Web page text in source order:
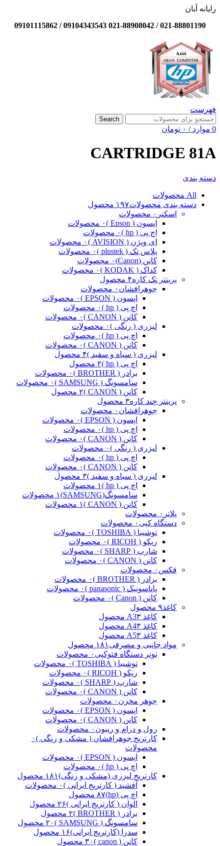
رایانه آبان
021-88801190 / 021-88908042 09104343543 / 09101115862
فهرست
Search
0 موارد / ۰ تومان
CARTRIDGE 81A
دسته بندی
All محصولات
دسته بندی محصولات۱۹۷ محصول
اسکنر ۰ محصولات
اپسون ( Epson )
۰ محصولات
اچ پی ( hp )
۰ محصولات
ای ویژن ( AVISION )
۰ محصولات
پلاس تک ( plustek )
۰ محصولات
کانن (Canon)
۰ محصولات
کداک ( KODAK )
۰ محصولات
پرینتر تک کاره۴ محصول
جوهرافشان ۰ محصولات
اپسون ( EPSON )
۰ محصولات
اچ پی ( hp )
۰ محصولات
کانن ( CANON )
۰ محصولات
لیزری ( رنگی )۰ محصولات
اچ پی ( hp )
۰ محصولات
کانن ( CANON )
۰ محصولات
لیزری ( سیاه و سفید )۴ محصول
اچ پی ( hp )
۲ محصول
برادر ( BROTHER )
۰ محصولات
سامسونگ ( SAMSUNG )
۰ محصولات
کانن ( CANON )
۲ محصول
پرینتر چند کاره۳ محصول
جوهرافشان ۰ محصولات
اپسون ( EPSON )
۰ محصولات
اچ پی ( hp )
۰ محصولات
کانن ( CANON )
۰ محصولات
لیزری ( رنگی )۰ محصولات
اچ پی ( hp )
۰ محصولات
کانن ( CANON )
۰ محصولات
لیزری ( سیاه و سفید )۳ محصول
اچ پی ( hp )
۱ محصولات
سامسونگ(SAMSUNG)
۱ محصولات
کانن ( CANON )
۱ محصولات
پلاتر ۰ محصولات
دستگاه کپی ۰ محصولات
توشیبا ( TOSHIBA )
۰ محصولات
ریکو ( RICOH )
۰ محصولات
شارپ ( SHARP )
۰ محصولات
کانن ( CANON )
۰ محصولات
فکس ۰ محصولات
برادر ( BROTHER )
۰ محصولات
پاناسونیک ( panasonic )
۰ محصولات
کانن ( Canon )
۰ محصولات
کاغذ۹ محصول
کاغذ A3 ۳ محصول
کاغذ A4 ۳ محصول
کاغذ A5 ۳ محصول
مواد جانبی و مصرفی ۱۸۱ محصول
تونر دستگاه فتوکپی ۰ محصولات
توشیبا ( TOSHIBA )
۰ محصولات
ریکو ( RICOH )
۰ محصولات
شارپ ( SHARP )
۰ محصولات
کانن ( CANON )
۰ محصولات
جوهر مخزن ۰ محصولات
اپسون ( EPSON )
۰ محصولات
کانن ( CANON )
۰ محصولات
رول و درام و ریبون ۰ محصولات
کارتریج جوهرافشان ( مشکی و رنگی )۰
محصولات
اپسون ( EPSON )
۰ محصولات
اچ پی ( hp )
۰ محصولات
کارتریج لیزری (مشکی و رنگی)۱۸۱ محصول
آفشید ( کارتریج ایرانی )۰ محصولات
اچ پی (hp)
۸۷ محصول
الوان ( کارتریج ایرانی )۲۶ محصول
برادر ( BROTHER )
۲ محصول
سامسونگ ( SAMSUNG )
۲۰ محصول
سدرا (کارتریج ایرانی)۱۶ محصول
کانن ( canon )
۳۰ محصول